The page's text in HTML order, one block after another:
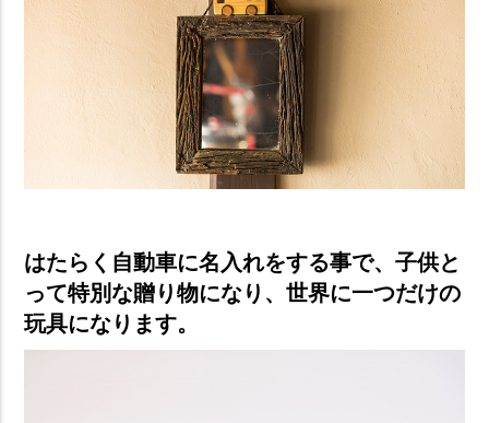
はたらく自動車に名入れをする事で、子供と
って特別な贈り物になり、世界に一つだけの
玩具になります。